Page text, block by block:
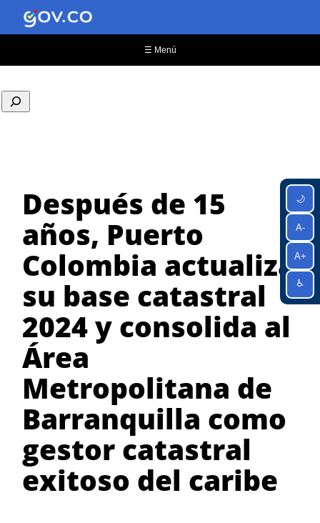
🌙
A-
A+
♿
contenido
☰ Menú
Después de 15
años, Puerto
Colombia actualiza
su base catastral
2024 y consolida al
Área
Metropolitana de
Barranquilla como
gestor catastral
exitoso del caribe